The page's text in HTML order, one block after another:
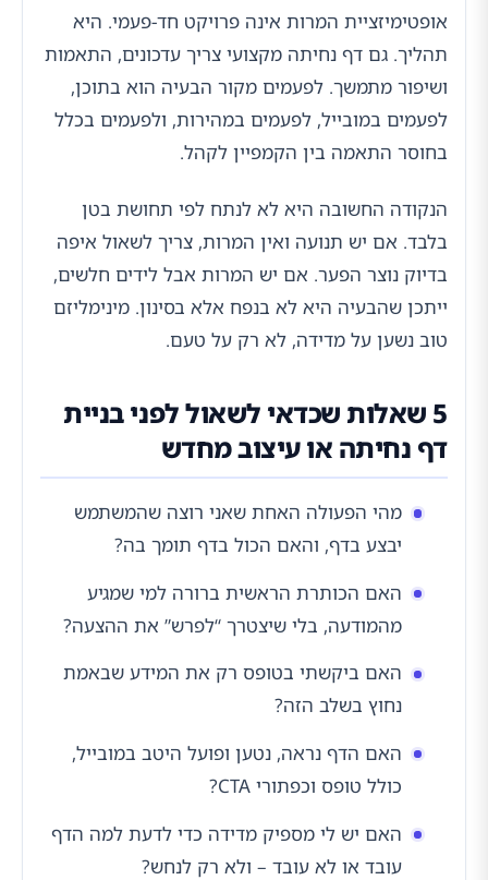
אופטימיזציית המרות אינה פרויקט חד-פעמי. היא
תהליך. גם דף נחיתה מקצועי צריך עדכונים, התאמות
ושיפור מתמשך. לפעמים מקור הבעיה הוא בתוכן,
לפעמים במובייל, לפעמים במהירות, ולפעמים בכלל
בחוסר התאמה בין הקמפיין לקהל.
הנקודה החשובה היא לא לנתח לפי תחושת בטן
בלבד. אם יש תנועה ואין המרות, צריך לשאול איפה
בדיוק נוצר הפער. אם יש המרות אבל לידים חלשים,
ייתכן שהבעיה היא לא בנפח אלא בסינון. מינימליזם
טוב נשען על מדידה, לא רק על טעם.
5 שאלות שכדאי לשאול לפני בניית
דף נחיתה או עיצוב מחדש
מהי הפעולה האחת שאני רוצה שהמשתמש
יבצע בדף, והאם הכול בדף תומך בה?
האם הכותרת הראשית ברורה למי שמגיע
מהמודעה, בלי שיצטרך “לפרש” את ההצעה?
האם ביקשתי בטופס רק את המידע שבאמת
נחוץ בשלב הזה?
האם הדף נראה, נטען ופועל היטב במובייל,
כולל טופס וכפתורי CTA?
האם יש לי מספיק מדידה כדי לדעת למה הדף
עובד או לא עובד – ולא רק לנחש?